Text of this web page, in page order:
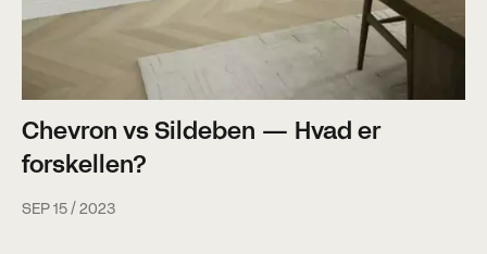
Chevron vs Sildeben — Hvad er
forskellen?
SEP 15 / 2023